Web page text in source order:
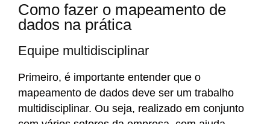
Como fazer o mapeamento de
dados na prática
Equipe multidisciplinar
Primeiro, é importante entender que o
mapeamento de dados deve ser um trabalho
multidisciplinar. Ou seja, realizado em conjunto